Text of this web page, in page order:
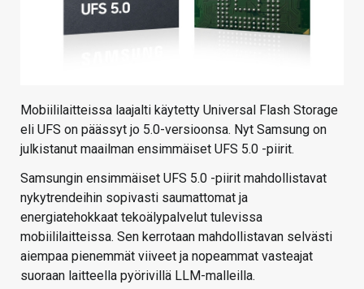
Mobiililaitteissa laajalti käytetty Universal Flash Storage
eli UFS on päässyt jo 5.0-versioonsa. Nyt Samsung on
julkistanut maailman ensimmäiset UFS 5.0 -piirit.
Samsungin ensimmäiset UFS 5.0 -piirit mahdollistavat
nykytrendeihin sopivasti saumattomat ja
energiatehokkaat tekoälypalvelut tulevissa
mobiililaitteissa. Sen kerrotaan mahdollistavan selvästi
aiempaa pienemmät viiveet ja nopeammat vasteajat
suoraan laitteella pyörivillä LLM-malleilla.